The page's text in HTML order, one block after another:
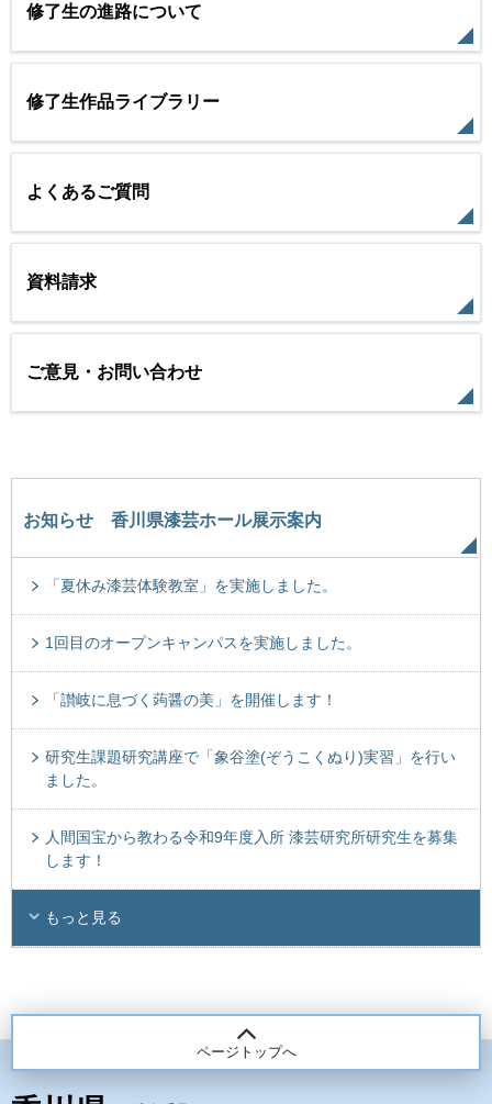
修了生の進路について
修了生作品ライブラリー
よくあるご質問
資料請求
ご意見・お問い合わせ
お知らせ 香川県漆芸ホール展示案内
「夏休み漆芸体験教室」を実施しました。
1回目のオープンキャンパスを実施しました。
「讃岐に息づく蒟醤の美」を開催します！
研究生課題研究講座で「象谷塗(ぞうこくぬり)実習」を行い
ました。
人間国宝から教わる令和9年度入所 漆芸研究所研究生を募集
します！
もっと見る
ページトップへ